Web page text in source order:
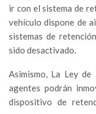
ir con el sistema de
vehículo dispone de
sistemas de
sido desactivado.
Asimismo, La Ley
agentes podrán
dispositivo de